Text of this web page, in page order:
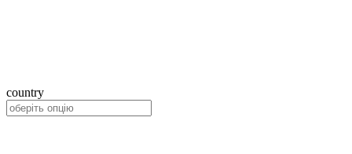
country